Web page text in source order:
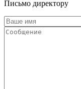
Письмо директору